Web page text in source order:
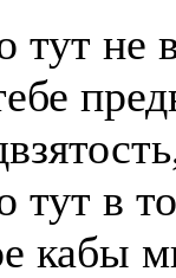
тут не
тут в
кабы